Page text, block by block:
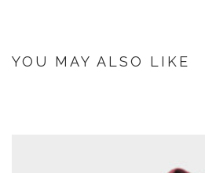
YOU MAY ALSO LIKE